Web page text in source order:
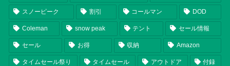
スノーピーク 割引 コールマン DOD
Coleman snow peak テント セール情報
セール お得 収納 Amazon
タイムセール祭り タイムセール アウトドア 付録